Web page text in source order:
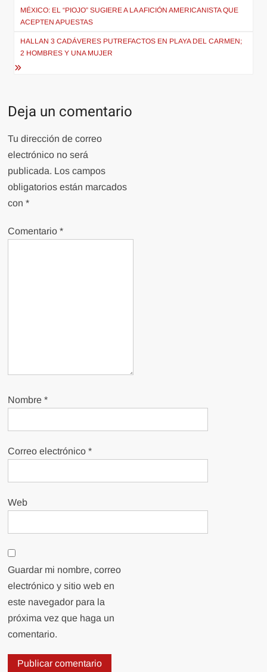
de
entradas
MÉXICO: EL “PIOJO” SUGIERE A LA AFICIÓN AMERICANISTA QUE
ACEPTEN APUESTAS
HALLAN 3 CADÁVERES PUTREFACTOS EN PLAYA DEL CARMEN;
2 HOMBRES Y UNA MUJER
Deja un comentario
Tu dirección de correo
electrónico no será
publicada. Los campos
obligatorios están marcados
con*
Comentario*
Nombre*
Correo electrónico*
Web
Guardar mi nombre, correo
electrónico y sitio web en
este navegador para la
próxima vez que haga un
comentario.